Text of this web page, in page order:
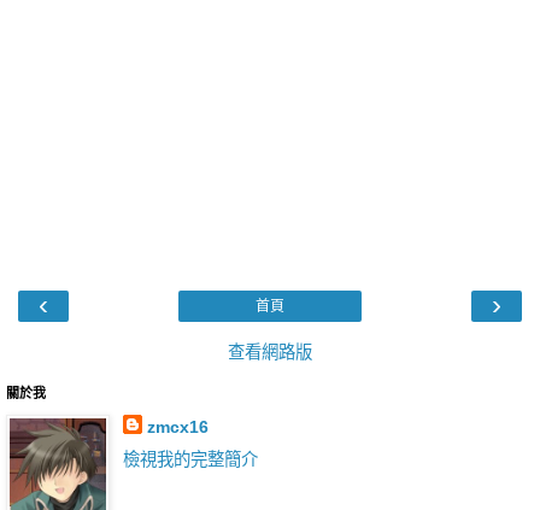
‹ ›
首頁
查看網路版
關於我
zmcx16
檢視我的完整簡介